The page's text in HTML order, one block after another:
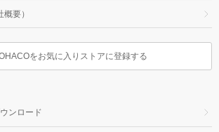
要）
をお気に入りストアに登録する
ンロード